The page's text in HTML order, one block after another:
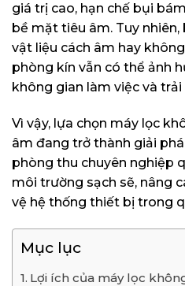
giá trị cao, hạn chế bụi
bề mặt tiêu âm. Tuy nhiên,
vật liệu cách âm hay
phòng kín vẫn có thể ảnh
không gian làm việc và
Vì vậy, lựa chọn máy lọc
âm đang trở thành giải
phòng thu chuyên nghiệp
môi trường sạch sẽ, nâng
vệ hệ thống thiết bị trong
Mục lục
Lợi ích của máy lọc